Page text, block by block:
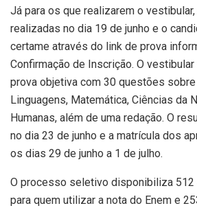
Já para os que realizarem o
realizadas no dia 19 de junho e o
certame através do link de prova
Confirmação de Inscrição. O
prova objetiva com 30 questões
Linguagens, Matemática, Ciências da
Humanas, além de uma redação. O
no dia 23 de junho e a matrícula dos
os dias 29 de junho a 1 de julho.
O processo seletivo disponibiliza 512
para quem utilizar a nota do Enem e